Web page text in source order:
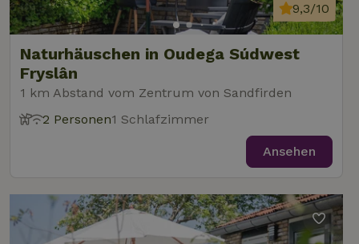
Naturhäuschen in Oudega Súdwest
Fryslân
1 km Abstand vom Zentrum von Sandfirden
9,3/10
2 Personen1 Schlafzimmer
Ansehen